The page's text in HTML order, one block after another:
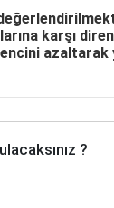
karşı
azaltarak
?